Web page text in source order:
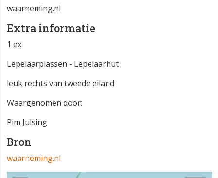
waarneming.nl
Extra informatie
1 ex.
Lepelaarplassen - Lepelaarhut
leuk rechts van tweede eiland
Waargenomen door:
Pim Julsing
Bron
waarneming.nl